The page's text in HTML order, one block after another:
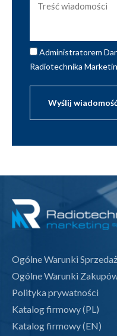
Administratorem
Radiotechnika
Ogólne Warunki
Ogólne Warunki
Polityka prywatności
Katalog firmowy (PL)
Katalog firmowy (EN)